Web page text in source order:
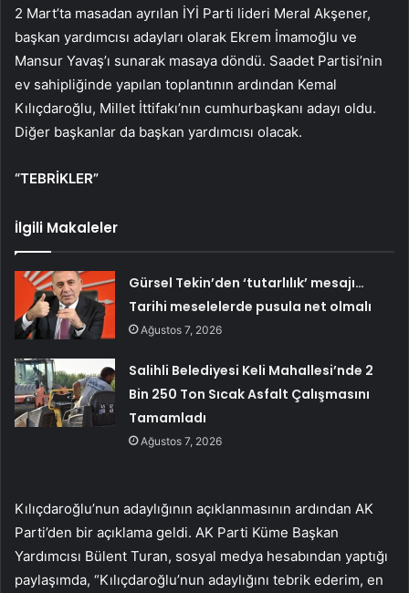
2 Mart’ta masadan ayrılan İYİ Parti lideri Meral Akşener,
başkan yardımcısı adayları olarak Ekrem İmamoğlu ve
Mansur Yavaş’ı sunarak masaya döndü. Saadet Partisi’nin
ev sahipliğinde yapılan toplantının ardından Kemal
Kılıçdaroğlu, Millet İttifakı’nın cumhurbaşkanı adayı oldu.
Diğer başkanlar da başkan yardımcısı olacak.
“TEBRİKLER”
İlgili Makaleler
Gürsel Tekin’den ‘tutarlılık’ mesajı…
Tarihi meselelerde pusula net olmalı
Ağustos 7, 2026
Salihli Belediyesi Keli Mahallesi’nde 2
Bin 250 Ton Sıcak Asfalt Çalışmasını
Tamamladı
Ağustos 7, 2026
Kılıçdaroğlu’nun adaylığının açıklanmasının ardından AK
Parti’den bir açıklama geldi. AK Parti Küme Başkan
Yardımcısı Bülent Turan, sosyal medya hesabından yaptığı
paylaşımda, “Kılıçdaroğlu’nun adaylığını tebrik ederim, en